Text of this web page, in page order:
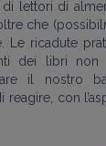
di lettori di
che
Le ricadute
dei libri non
il nostro
reagire, con